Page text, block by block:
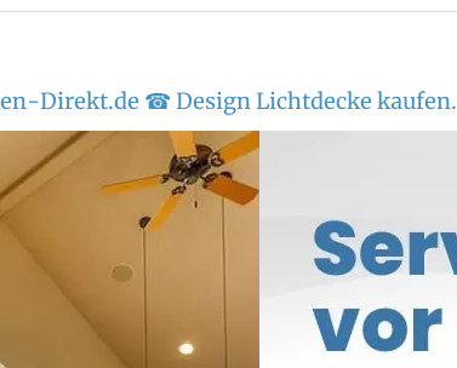
Direkt.de ☎ Design Lichtdecke kaufen.